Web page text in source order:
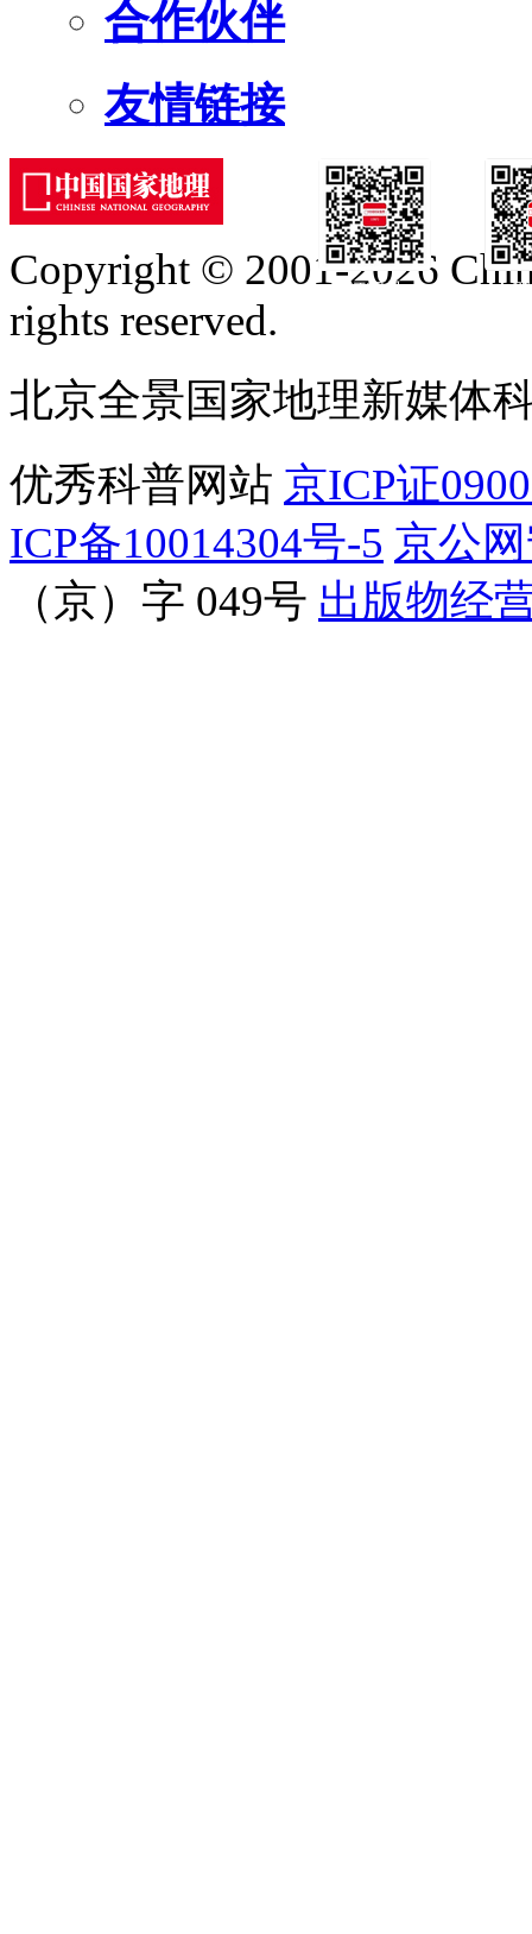
合作伙伴
友情链接
订阅号
Copyright © 2001-2026
rights reserved.
北京全景国家地理新媒体
优秀科普网站 京ICP证
ICP备10014304号-5 京公
（京）字 049号 出版物经